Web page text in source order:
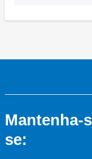
Mantenha-
se: